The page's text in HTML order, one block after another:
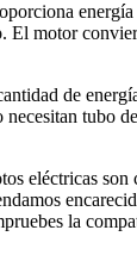
El motor
de
tubo
eléctricas
la